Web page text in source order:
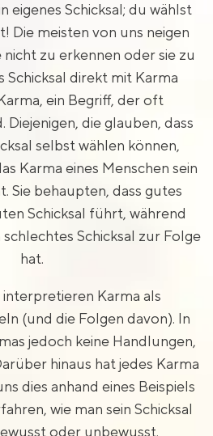
eigenes Schicksal; du wählst
Die meisten von uns neigen
nicht zu erkennen oder sie zu
Schicksal direkt mit Karma
ein Begriff, der oft
Diejenigen, die glauben, dass
selbst wählen können,
Karma eines Menschen sein
Sie behaupten, dass gutes
Schicksal führt, während
Schicksal zur Folge
hat.
interpretieren Karma als
(und die Folgen davon). In
jedoch keine Handlungen,
hinaus hat jedes Karma
dies anhand eines Beispiels
wie man sein Schicksal
oder unbewusst.